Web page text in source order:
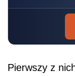
Pierwszy z